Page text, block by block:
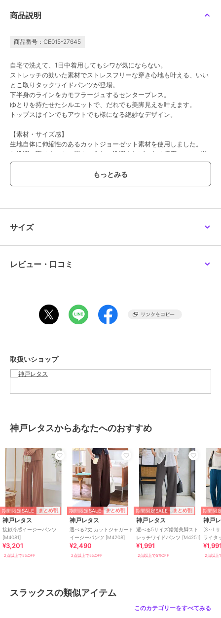
商品説明
商品番号：CE015-27645
自宅で洗えて、1日中着用してもシワが気にならない。
ストレッチの効いた素材でストレスフリーな穿き心地も叶える、いい
とこ取りタックワイドパンツが登場。
下半身のラインをカモフラージュするセンタープレス。
ゆとりを持たせたシルエットで、だれでも美脚見えを叶えます。
トップスはインでもアウトでも様になる絶妙なデザイン。
【素材・サイズ感】
生地自体に伸縮性のあるカットジョーゼット素材を使用しました。
お洗濯の際はネットに畳んで入れて洗濯すれば、ある程度のシワが抑
えられてお手入れが簡単◎
1日中穿いても膝裏などにシワができにくくアイロンいらずなデイリ
ーパンツです。
ずるっと穿いていただけるよう少し長めのサイジングで、低身長さん
から高身長さんまでお楽しみいただけます。
ヒップ幅 48.5
前下 69
ワタリ幅 29.5
前股上 33
ワタリ幅 29.5
裾幅 24
【プチL】
ウエスト幅 34-48
ヒップ幅 51.5
前股上 34
前下 60
ワタリ幅 30.5
裾幅 24.5
【L】
前股上 34
前下 69
サイズ
レビュー・口コミ
取扱いショップ
神戸レタスからあなたへのおすすめ
期間限定SALE まとめ割
神戸レタス
接触冷感イージーパンツ
[M4081]
¥3,201
2点以上で5%OFF
期間限定SALE まとめ割
神戸レタス
選べる2丈 カットジャガード
イージーパンツ [M4208]
¥2,490
2点以上で5%OFF
期間限定SALE まとめ割
神戸レタス
選べる5サイズ錯覚美脚スト
レッチワイドパンツ [M4251]
¥1,991
2点以上で5%OFF
期間限
神戸
[S～L
ライタ
2点以上
スラックスの類似アイテム
このカテゴリーをすべてみる